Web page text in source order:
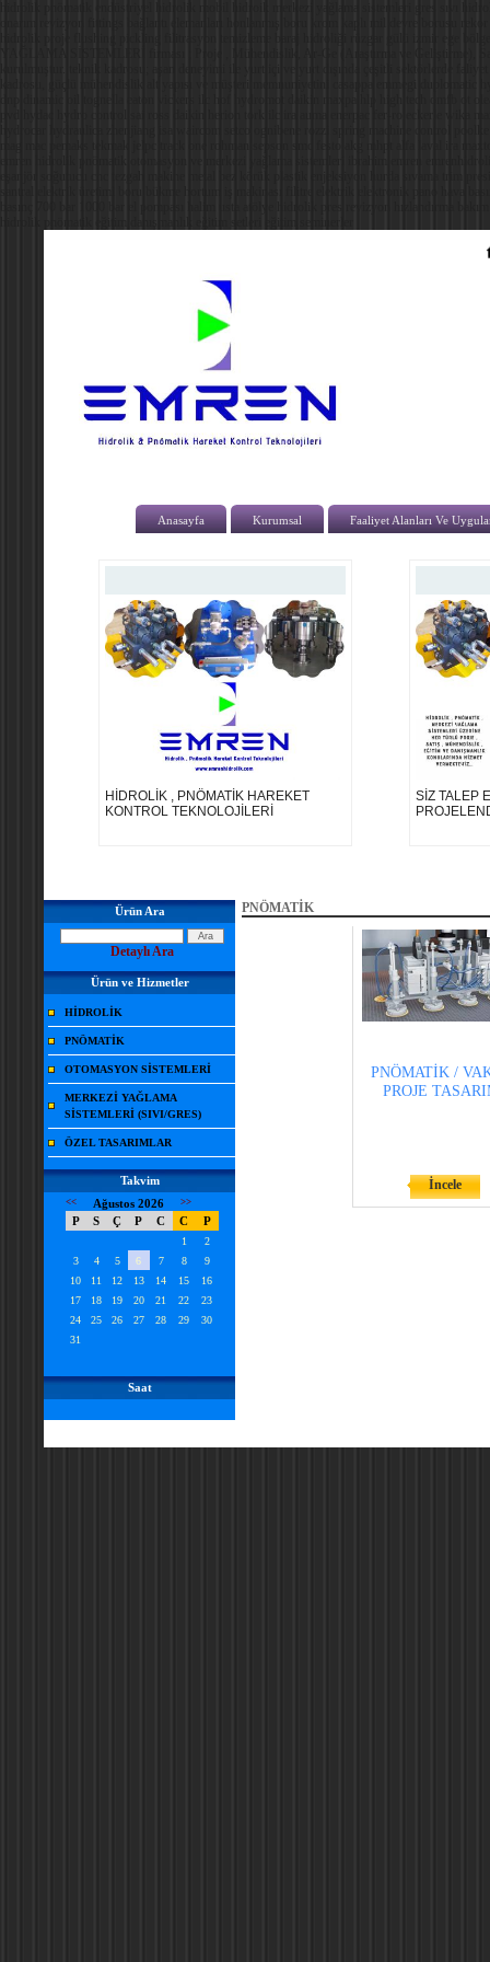
Anasayfa Kurumsal Faaliyet Alanları Ve
HİDROLİK , PNÖMATİK HAREKET
KONTROL TEKNOLOJİLERİ
SİZ TALEP
Ürün Ara
Detaylı Ara
Ürün ve Hizmetler
HİDROLİK
PNÖMATİK
OTOMASYON SİSTEMLERİ
MERKEZİ YAĞLAMA
SİSTEMLERİ (SIVI/GRES)
ÖZEL TASARIMLAR
Takvim
<< Ağustos 2026 >>
P S Ç P C C P
1
2
3
4 5 6 7 8
9
10
11 12 13 14 15
16
17
18 19 20 21 22
23
24
25 26 27 28 29
30
31
Saat
PNÖMATİK
PNÖMATİK /
PROJE
İncele